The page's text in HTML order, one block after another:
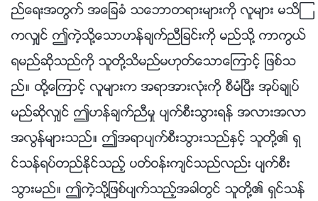
ည္ေရးအတြက္ အေျခခံ သေဘာတရားမ်ားကို လူမ်ား မသိၾ
ကလွ်င္ ဤကဲ့သို႔ေသာဟန္ခ်က္ညီျခင္းကို မည္သို႔ ကာကြယ္
ရမည္ဆိုသည္ကို သူတို႔သိမည္မဟုတ္ေသာေၾကာင့္ ျဖစ္သ
ည္။ ထို႔ေၾကာင့္ လူမ်ားက အရာအားလုံးကို စီမံၿပီး အုပ္ခ်ဳပ္
မည္ဆိုလွ်င္ ဤဟန္ခ်က္ညီမႈ ပ်က္စီးသြားရန္ အလားအလာ
အလြန္မ်ားသည္။ ဤအရာပ်က္စီးသြားသည္ႏွင့္ သူတို႔၏ ရွ
င္သန္ရပ္တည္ႏိုင္သည့္ ပတ္ဝန္းက်င္သည္လည္း ပ်က္စီး
သြားမည္။ ဤကဲ့သို႔ျဖစ္ပ်က္သည့္အခါတြင္ သူတို႔၏ ရွင္သန္